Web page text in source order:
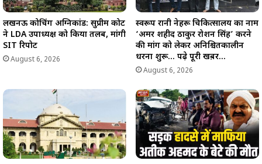
लखनऊ कोचिंग अग्निकांड: सुप्रीम कोर्ट
ने LDA उपाध्यक्ष को किया तलब, मांगी
SIT रिपोर्ट
August 6, 2026
स्वरूप रानी नेहरू चिकित्सालय का नाम
‘अमर शहीद ठाकुर रोशन सिंह’ करने
की मांग को लेकर अनिश्चितकालीन
धरना शुरू… पढ़े पूरी खब़र…
August 6, 2026